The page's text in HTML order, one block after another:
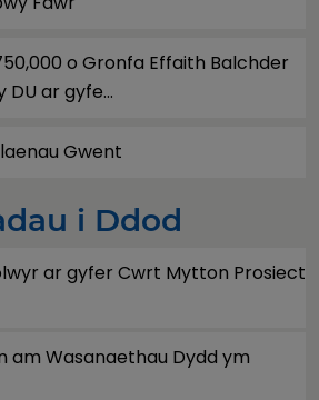
o Gronfa Effaith Balchder
DU ar gyfe...
Gwent
i Ddod
ar gyfer Cwrt Mytton Prosiect
am Wasanaethau Dydd ym